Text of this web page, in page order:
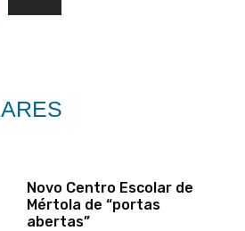
Novo Centro Escolar de
Mértola de “portas
abertas”